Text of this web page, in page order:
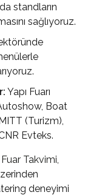
standların
sağlıyoruz.
Yapı Fuarı
Boat
(Turizm),
Evteks.
Takvimi,
deneyimi